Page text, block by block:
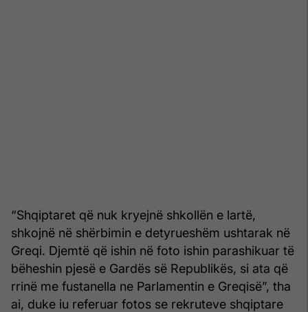
“Shqiptaret që nuk kryejnë shkollën e lartë,
shkojnë në shërbimin e detyrueshëm ushtarak në
Greqi. Djemtë që ishin në foto ishin parashikuar të
bëheshin pjesë e Gardës së Republikës, si ata që
rrinë me fustanella ne Parlamentin e Greqisë”, tha
ai, duke iu referuar fotos se rekruteve shqiptare